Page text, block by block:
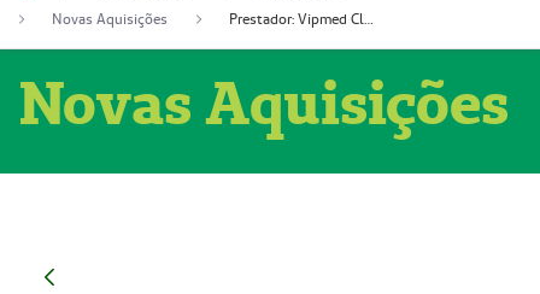
Novas Aquisições
Prestador: Vipmed Clínica Geral Ltda, 51004349-0 (Nome Fantasia: Policlínica Master)
Novas Aquisições